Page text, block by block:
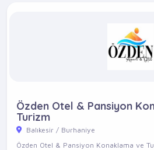
Özden Otel & Pansiyon
Turizm
Balıkesir / Burhaniye
Özden Otel & Pansiyon Konaklama ve